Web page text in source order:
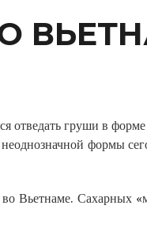
отведать груши в
формы
Сахарных